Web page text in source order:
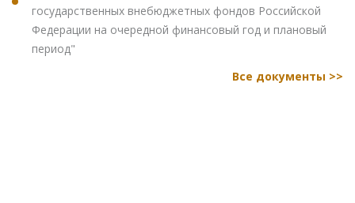
государственных внебюджетных фондов Российской
Федерации на очередной финансовый год и плановый
период"
Все документы >>